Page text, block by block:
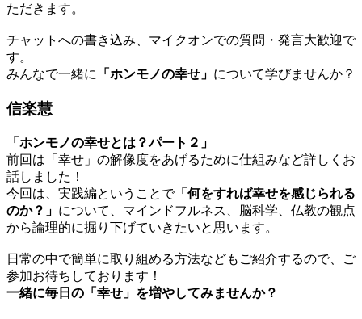
ただきます。
チャットへの書き込み、マイクオンでの質問・発言大歓迎で
す。
みんなで一緒に
「ホンモノの幸せ」 について学びませんか？
信楽慧
「ホンモノの幸せとは？パート２」
前回は「幸せ」の解像度をあげるために仕組みなど詳しくお
話しました！
今回は、実践編ということで「何をすれば幸せを感じられる
のか？」 について、マインドフルネス、脳科学、仏教の観点
から論理的に掘り下げていきたいと思います。
日常の中で簡単に取り組める方法などもご紹介するので、ご
参加お待ちしております！
一緒に毎日の「幸せ」を増やしてみませんか？